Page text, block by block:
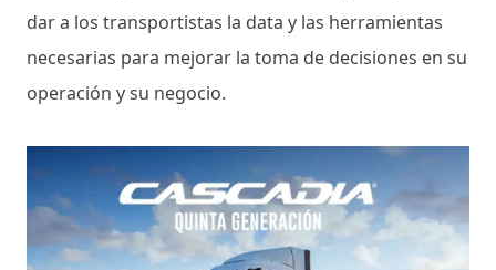
dar a los transportistas la data y las herramientas
necesarias para mejorar la toma de decisiones en su
operación y su negocio.